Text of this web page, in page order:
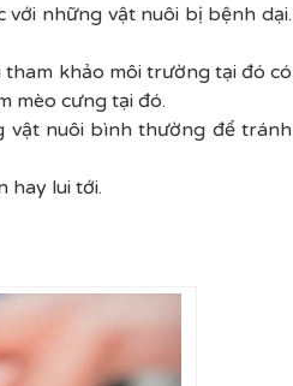
những vật nuôi bị bệnh dại.
khảo môi trường tại đó có
mèo cưng tại đó.
vật nuôi bình thường để tránh
hay lui tới.